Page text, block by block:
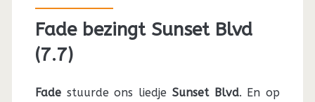
Fade bezingt Sunset Blvd
(7.7)
Fadestuurde ons liedje Sunset Blvd. En op